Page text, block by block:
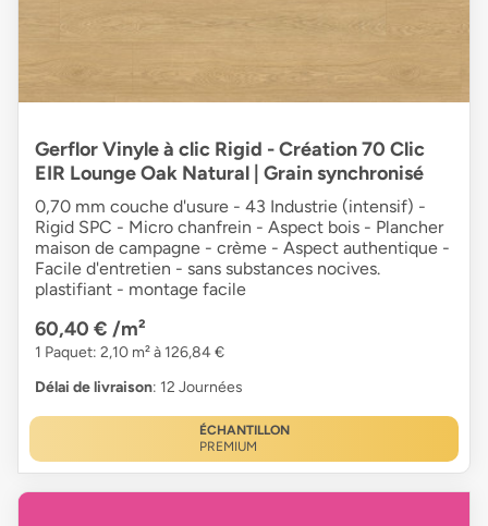
Gerflor Vinyle à clic Rigid - Création 70 Clic
EIR Lounge Oak Natural | Grain synchronisé
0,70 mm couche d'usure - 43 Industrie (intensif) -
Rigid SPC - Micro chanfrein - Aspect bois - Plancher
maison de campagne - crème - Aspect authentique -
Facile d'entretien - sans substances nocives.
plastifiant - montage facile
60,40 € /m²
1 Paquet: 2,10 m² à 126,84 €
Délai de livraison: 12 Journées
ÉCHANTILLON
PREMIUM